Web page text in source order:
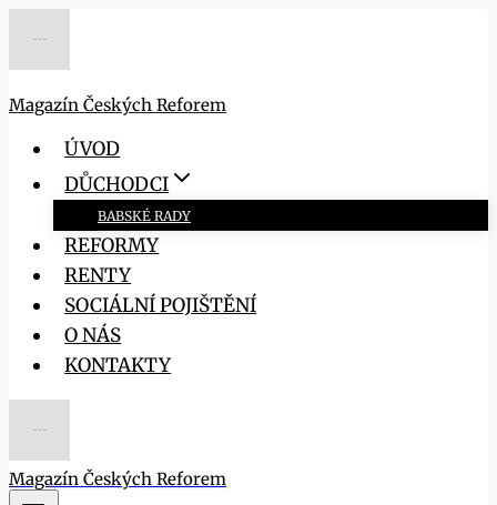
Magazín Českých Reforem
ÚVOD
DŮCHODCI
BABSKÉ RADY
REFORMY
RENTY
SOCIÁLNÍ POJIŠTĚNÍ
O NÁS
KONTAKTY
Magazín Českých Reforem